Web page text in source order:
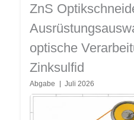
ZnS
optische
Zinksulfid
Abgabe Juli 2026